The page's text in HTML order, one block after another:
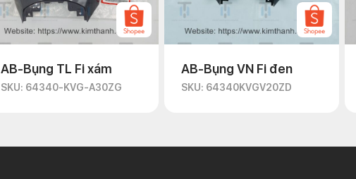
AB-Bụng TL Fi xám
SKU: 64340-KVG-A30ZG
AB-Bụng VN Fi đen
SKU: 64340KVGV20ZD